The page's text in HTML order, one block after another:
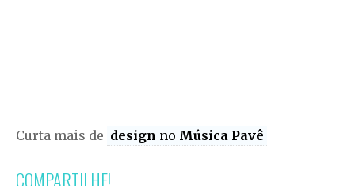
Curta mais de design no Música Pavê
COMPARTILHE!